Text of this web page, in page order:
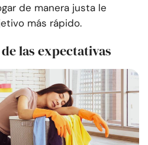
de manera justa le
más rápido.
las expectativas